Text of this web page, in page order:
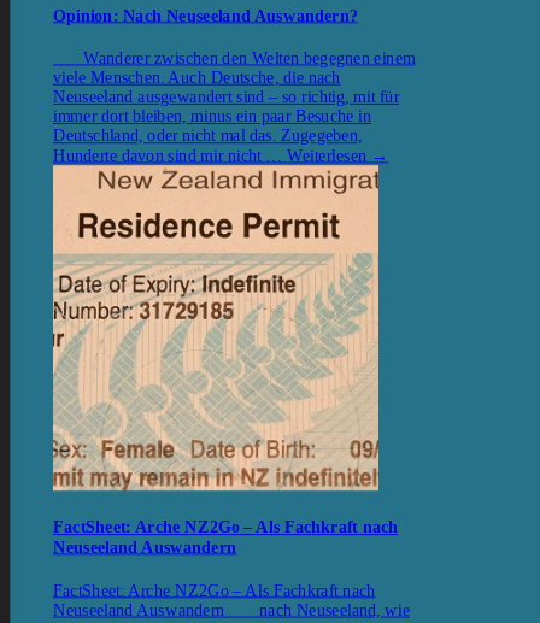
Opinion: Nach Neuseeland Auswandern?
Wanderer zwischen den Welten begegnen einem
viele Menschen. Auch Deutsche, die nach
Neuseeland ausgewandert sind – so richtig, mit für
immer dort bleiben, minus ein paar Besuche in
Deutschland, oder nicht mal das. Zugegeben,
Hunderte davon sind mir nicht …Weiterlesen →
FactSheet: Arche NZ2Go – Als Fachkraft nach
Neuseeland Auswandern
FactSheet: Arche NZ2Go – Als Fachkraft nach
Neuseeland Auswandern nach Neuseeland, wie